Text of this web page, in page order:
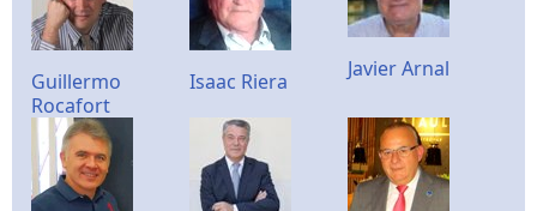
Guillermo
Rocafort
Isaac Riera Javier Arnal